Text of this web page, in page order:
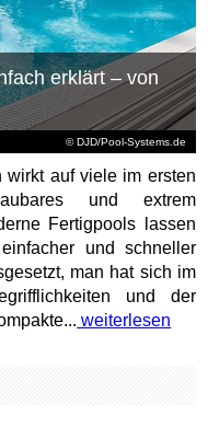
© DJD/Pool-Systems.de
erklärt – von
wirkt auf viele im ersten
und extrem
Fertigpools lassen
und schneller
man hat sich im
und der
weiterlesen